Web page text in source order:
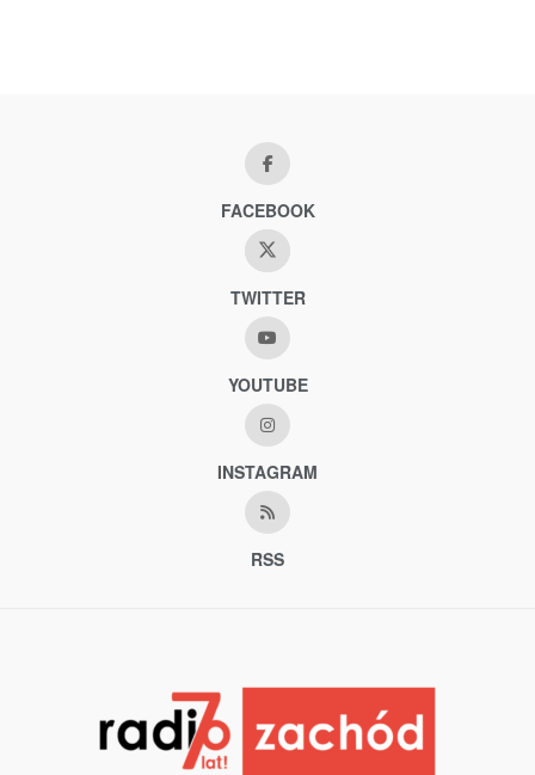
FACEBOOK
TWITTER
YOUTUBE
INSTAGRAM
RSS